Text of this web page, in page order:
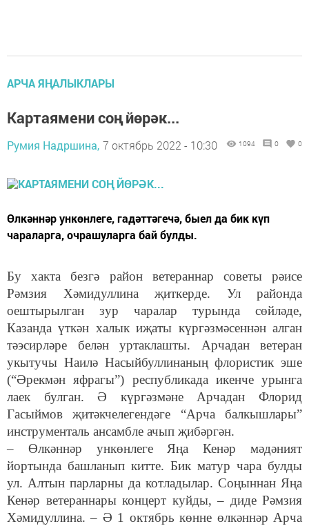
АРЧА ЯҢАЛЫКЛАРЫ
Картаямени соң йөрәк...
Румия Надршина, 7 октябрь 2022 - 10:30 1094 0 0
Өлкәннәр ункөнлеге, гадәттәгечә, быел да бик күп
чараларга, очрашуларга бай булды.
Бу хакта безгә район ветераннар советы рәисе
Рәмзия Хәмидуллина җиткерде. Ул районда
оештырылган зур чаралар турында сөйләде,
Казанда үткән халык иҗаты күргәзмәсеннән алган
тәэсирләре белән уртаклашты. Арчадан ветеран
укытучы Наилә Насыйбуллинаның флористик эше
(“Әрекмән яфрагы”) республикада икенче урынга
лаек булган. Ә күргәзмәне Арчадан Флорид
Гасыймов җитәкчелегендәге “Арча балкышлары”
инструменталь ансамбле ачып җибәргән.
– Өлкәннәр ункөнлеге Яңа Кенәр мәдәният
йортында башланып китте. Бик матур чара булды
ул. Алтын парларны да котладылар. Соңыннан Яңа
Кенәр ветераннары концерт куйды, – диде Рәмзия
Хәмидуллина. – Ә 1 октябрь көнне өлкәннәр Арча